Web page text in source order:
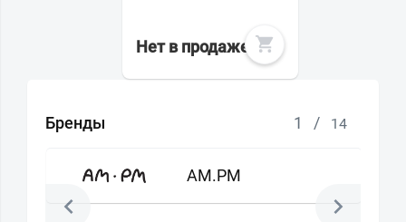
Нет в продаже
Бренды 1 / 14
AM.PM